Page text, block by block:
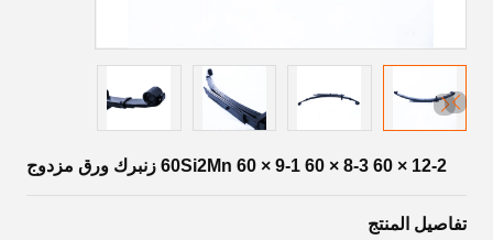
60Si2Mn 60 × 9-1 60 × 8-3 60 × 12-2 زنبرك ورق مزدوج
تفاصيل المنتج